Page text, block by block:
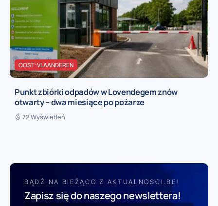
OOST-VLAANDEREN
Punkt zbiórki odpadów w Lovendegem znów
otwarty – dwa miesiące po pożarze
72 Wyświetleń
BĄDŹ NA BIEŻĄCO Z AKTUALNOSCI.BE!
Zapisz się do naszego newslettera!